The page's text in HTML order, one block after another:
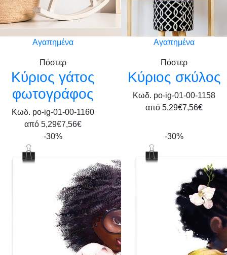
Αγαπημένα
Πόστερ
Κύριος γάτος
φωτογράφος
Κωδ. po-ig-01-00-1160
από 5,29€7,56€
Αγαπημένα
Πόστερ
Κύριος σκύλος
Κωδ. po-ig-01-00-1158
από 5,29€7,56€
-30% -30%